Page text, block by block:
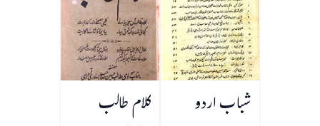
شباب اردو کلام طالب